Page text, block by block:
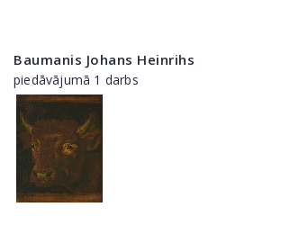
Baumanis Johans Heinrihs
piedāvājumā 1 darbs